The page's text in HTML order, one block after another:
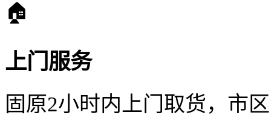
🏠
上门服务
固原2小时内上门取货，市